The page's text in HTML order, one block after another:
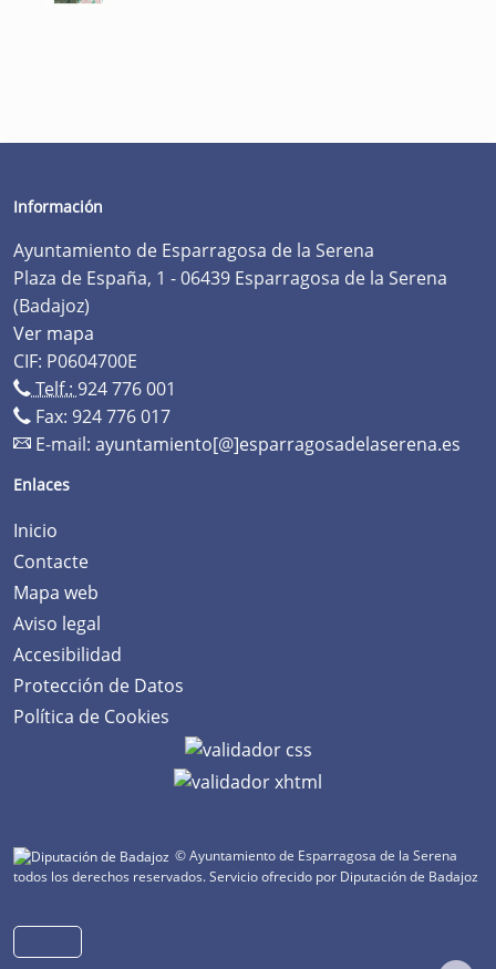
Información
Ayuntamiento de Esparragosa de la Serena
Plaza de España, 1 - 06439 Esparragosa de la Serena
(Badajoz)
Ver mapa
CIF: P0604700E
Telf.: 924 776 001
Fax: 924 776 017
E-mail: ayuntamiento[@]esparragosadelaserena.es
Enlaces
Inicio
Contacte
Mapa web
Aviso legal
Accesibilidad
Protección de Datos
Política de Cookies
© Ayuntamiento de Esparragosa de la Serena
todos los derechos reservados.Servicio ofrecido por Diputación de Badajoz